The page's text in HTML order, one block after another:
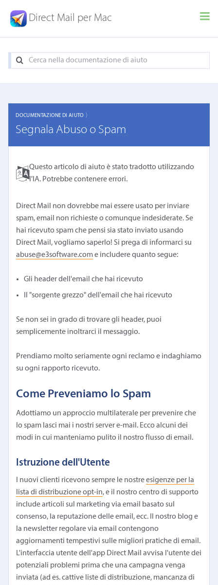
Direct Mail per Mac
DOCUMENTAZIONE DI AIUTO 〉
Segnala Abuso o Spam
Questo articolo di aiuto è stato tradotto utilizzando
l'IA. Potrebbe contenere errori.
Direct Mail non dovrebbe mai essere usato per inviare
spam, email non richieste o comunque indesiderate. Se
hai ricevuto spam che pensi sia stato inviato usando
Direct Mail, vogliamo saperlo! Si prega di informarci su
abuse@e3software.come includere quanto segue:
Gli header dell'email che hai ricevuto
Il "sorgente grezzo" dell'email che hai ricevuto
Se non sei in grado di trovare gli header, puoi
semplicemente inoltrarci il messaggio.
Prendiamo molto seriamente ogni reclamo e indaghiamo
su ogni rapporto ricevuto.
Come Preveniamo lo Spam
Adottiamo un approccio multilaterale per prevenire che
lo spam lasci mai i nostri server e-mail. Ecco alcuni dei
modi in cui manteniamo pulito il nostro flusso di email.
Istruzione dell'Utente
I nuovi clienti ricevono sempre le nostreesigenze per la
lista di distribuzione opt-in, e il nostro centro di supporto
include articoli sul marketing via email basato sul
consenso, la reputazione delle email, ecc. Il nostro blog e
la newsletter regolare via email contengono
aggiornamenti tempestivi sulle migliori pratiche di email.
L'interfaccia utente dell'app Direct Mail avvisa l'utente dei
potenziali problemi prima che una campagna venga
inviata (ad es. cattive liste di distribuzione, mancanza di